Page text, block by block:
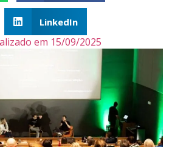
LinkedIn
em 15/09/2025